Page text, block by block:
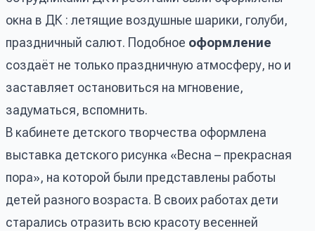
окна в ДК : летящие воздушные шарики, голуби,
праздничный салют. Подобное оформление
создаёт не только праздничную атмосферу, но и
заставляет остановиться на мгновение,
задуматься, вспомнить.
В кабинете детского творчества оформлена
выставка детского рисунка «Весна – прекрасная
пора», на которой были представлены работы
детей разного возраста. В своих работах дети
старались отразить всю красоту весенней